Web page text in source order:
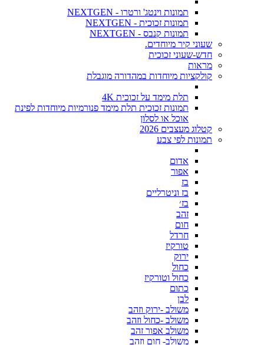
תמונות וינטג' ורטרו - NEXTGEN
תמונות זכוכית - NEXTGEN
תמונות קנבס - NEXTGEN
שעוני קיר מיוחדים.
חדש-שעוני זכוכית
מראות
קולקציות מיוחדות במהדורה מוגבלת
תלת מימד על זכוכית 4K
תמונות זכוכית תלת מימד פנורמיות מיוחדות לפינת
אוכל או לסלון
קטלוג מעצבים 2026
תמונות לפי צבע
אדום
אפור
בז
בז וניטרליים
בז׳
זהב
חום
חרדל
טורקיז
ירוק
כחול
כחול וטורקיז
כתום
לבן
משולב -ירוק וזהב
משולב -כחול וזהב
משולב אפור זהב
משולב- חום וזהב